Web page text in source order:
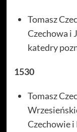
Tomasz
Czechowa i
katedry
1530
Tomasz
Czechowie